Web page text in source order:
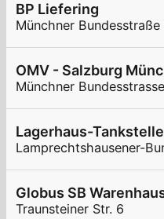
BP Liefering
Münchner Bundesstraße
Münchner
Lamprechtshausener-
Traunsteiner Str. 6